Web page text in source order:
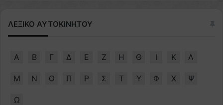
ΛΕΞΙΚΟ ΑΥΤΟΚΙΝΗΤΟΥ
Α Β Γ Δ Ε Ζ Η Θ Ι Κ Λ
Μ Ν Ο Π Ρ Σ Τ Υ Φ Χ Ψ
Ω